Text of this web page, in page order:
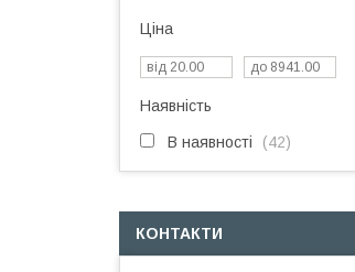
Ціна
Наявність
В наявності 42
КОНТАКТИ